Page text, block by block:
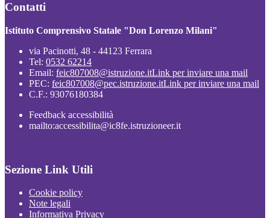
Contatti
Istituto Comprensivo Statale "Don Lorenzo Milani"
via Pacinotti, 48 - 44123 Ferrara
Tel: 0532 62214
Email: feic807008@istruzione.itLink per inviare una mail
PEC: feic807008@pec.istruzione.itLink per inviare una mail
C.F.: 93076180384
Feedback accessibilità
mailto:accessibilita@ic8fe.istruzioneer.it
Sezione Link Utili
Cookie policy
Note legali
Informativa Privacy